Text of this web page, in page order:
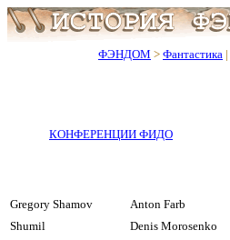
ФЭНДОМ > Фантастика |
КОНФЕРЕНЦИИ ФИДО
Gregory Shamov Anton Farb
Shumil Denis Morosenko